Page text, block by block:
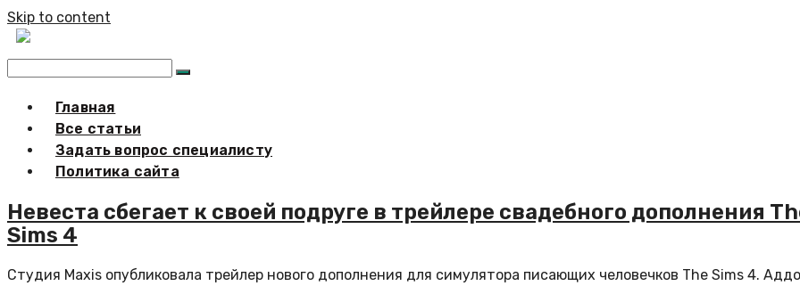
Skip to content
Главная
Все статьи
Задать вопрос специалисту
Политика сайта
Невеста сбегает к своей подруге в трейлере свадебного дополнения
Sims 4
Студия Maxis опубликовала трейлер нового дополнения для симулятора писающих человечков The Sims 4.